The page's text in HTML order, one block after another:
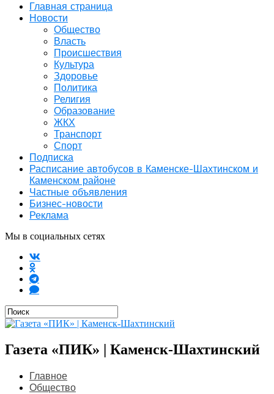
Главная страница
Новости
Общество
Власть
Происшествия
Культура
Здоровье
Политика
Религия
Образование
ЖКХ
Транспорт
Спорт
Подписка
Расписание автобусов в Каменске-Шахтинском и
Каменском районе
Частные объявления
Бизнес-новости
Реклама
Мы в социальных сетях
Газета «ПИК» | Каменск-Шахтинский
Главное
Общество